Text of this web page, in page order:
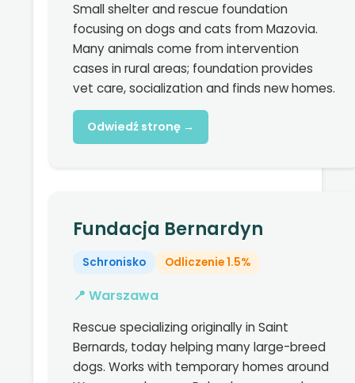
Small shelter and rescue foundation
focusing on dogs and cats from Mazovia.
Many animals come from intervention
cases in rural areas; foundation provides
vet care, socialization and finds new homes.
Odwiedź stronę →
Fundacja Bernardyn
Schronisko Odliczenie 1.5%
📍 Warszawa
Rescue specializing originally in Saint
Bernards, today helping many large-breed
dogs. Works with temporary homes around